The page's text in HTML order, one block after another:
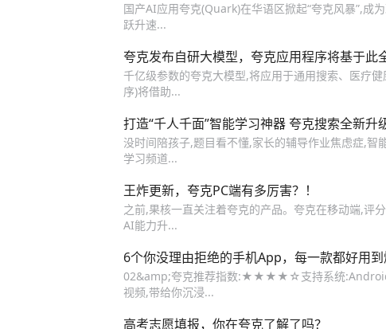
国产AI应用夸克(Quark)在华语区掀起“夸克风暴”,成
跃升速...
夸克发布自研大模型，夸克应用程序将基于此
千亿级参数的夸克大模型,将应用于通用搜索、医疗
序)将借助...
打造“千人千面”智能学习神器 夸克搜索全新升
没时间陪孩子,题目看不懂,家长的辅导作业焦虑症,
学习频道...
王炸更新，夸克PC端有多厉害？！
之前,果核一直关注着夸克的产品。夸克在移动端,评
AI能力升...
6个你没理由拒绝的手机App，每一款都好用
02&amp;夸克推荐指数:★★★★☆支持系统:Android
视频,带给你沉浸...
高考志愿填报，你在夸克了解了吗？